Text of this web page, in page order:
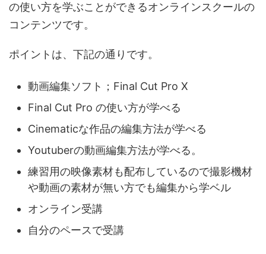
の使い方を学ぶことができるオンラインスクールの
コンテンツです。
ポイントは、下記の通りです。
動画編集ソフト；Final Cut Pro X
Final Cut Pro の使い方が学べる
Cinematicな作品の編集方法が学べる
Youtuberの動画編集方法が学べる。
練習用の映像素材も配布しているので撮影機材
や動画の素材が無い方でも編集から学ベル
オンライン受講
自分のペースで受講